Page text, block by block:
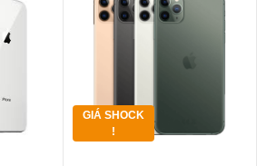
GIÁ SHOCK
!